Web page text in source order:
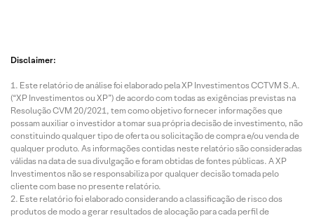
Disclaimer:
Este relatório de análise foi elaborado pela XP Investimentos CCTVM S.A.
(“XP Investimentos ou XP”) de acordo com todas as exigências previstas na
Resolução CVM 20/2021, tem como objetivo fornecer informações que
possam auxiliar o investidor a tomar sua própria decisão de investimento, não
constituindo qualquer tipo de oferta ou solicitação de compra e/ou venda de
qualquer produto. As informações contidas neste relatório são consideradas
válidas na data de sua divulgação e foram obtidas de fontes públicas. A XP
Investimentos não se responsabiliza por qualquer decisão tomada pelo
cliente com base no presente relatório.
Este relatório foi elaborado considerando a classificação de risco dos
produtos de modo a gerar resultados de alocação para cada perfil de